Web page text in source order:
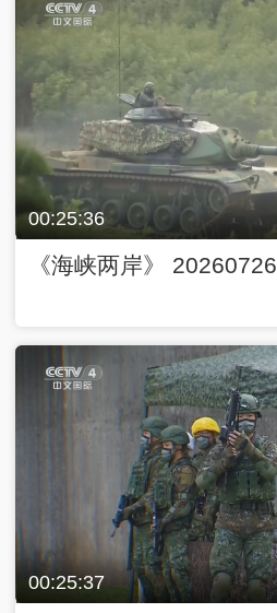
00:25:36
《海峡两岸》 20260726
00:25:37